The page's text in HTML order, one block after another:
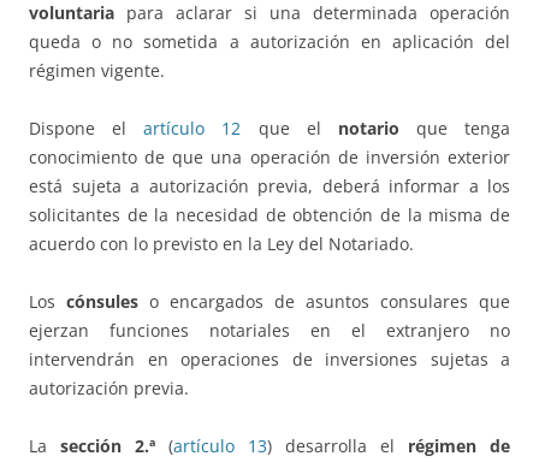
voluntaria para aclarar si una determinada operación
queda o no sometida a autorización en aplicación del
régimen vigente.
Dispone elartículo 12 que el notario que tenga
conocimiento de que una operación de inversión exterior
está sujeta a autorización previa, deberá informar a los
solicitantes de la necesidad de obtención de la misma de
acuerdo con lo previsto en la Ley del Notariado.
Los cónsules o encargados de asuntos consulares que
ejerzan funciones notariales en el extranjero no
intervendrán en operaciones de inversiones sujetas a
autorización previa.
La sección 2.ª (artículo 13) desarrolla el régimen de